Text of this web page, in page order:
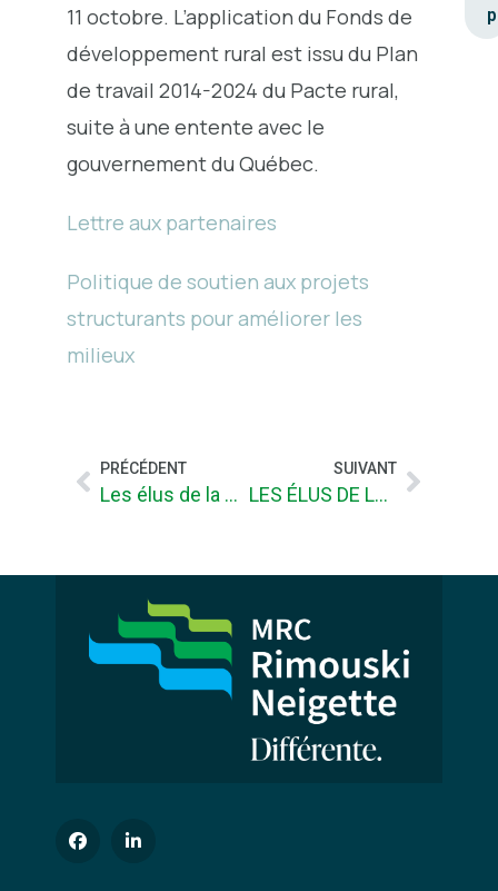
11 octobre. L’application du Fonds de
développement rural est issu du Plan
de travail 2014-2024 du Pacte rural,
suite à une entente avec le
gouvernement du Québec.
Lettre aux partenaires
Politique de soutien aux projets
structurants pour améliorer les
milieux
PRÉCÉDENT
Les élus de la MRC de Rimouski-Neigette signent la Déclaration d’engagement envers la jeunesse
SUIVANT
LES ÉLUS DE LA MRC DE RIMOUSKI-NEIGETTE ADOPTENT UNE DES PREMIÈRES POLITIQUES JEUNESSE INTERMUNICIPALES AU QUÉBEC